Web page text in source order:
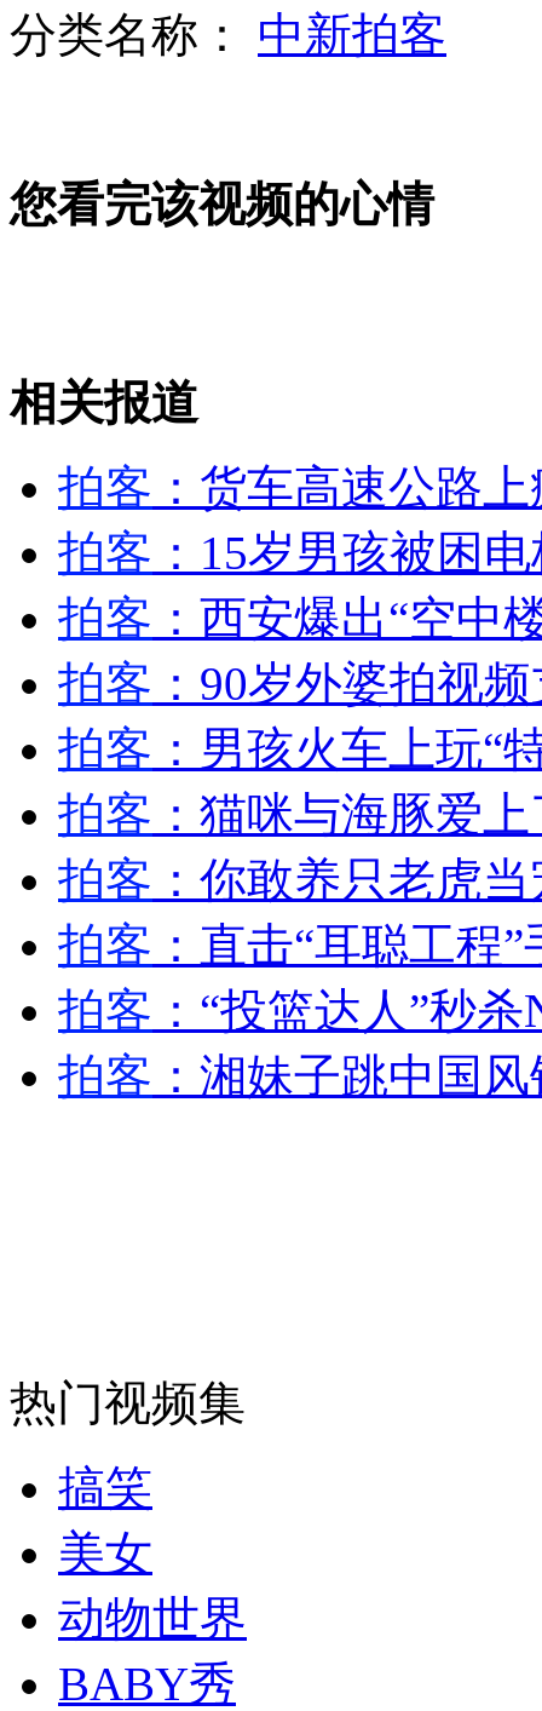
断头蟑螂能活几天 残酷实验
北京：考核连续三年垫底将收回出租车经营权
斯诺登父亲称会尊重儿子的选择
山西运城恶犬咬伤多人 警民合力深夜将其击毙
女孩北京地铁殴打老人 痛下狠手拳打脚踢
无痛分娩是否安全 医生回应
外交部：反对强权政治霸凌主义
外交部：有关国家言论片面不公正
纽约上演“枕头大战”
司机酒驾遇交警 急速倒车逃窜
分类名称： 中新拍客
您看完该视频的心情
相关报道
拍客 ：货车高速公路
拍客 ：15岁男孩被困
拍客 ：西安爆出“空中
拍客 ：90岁外婆拍视
拍客 ：男孩火车上玩“
拍客 ：猫咪与海豚爱
拍客 ：你敢养只老虎
拍客 ：直击“耳聪工程
拍客 ：“投篮达人”秒
拍客 ：湘妹子跳中国
热门视频集
搞笑
美女
动物世界
BABY秀